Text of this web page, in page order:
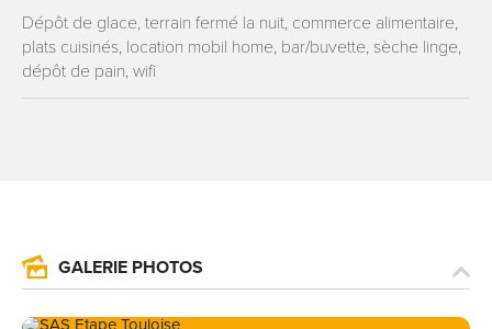
Dépôt de glace, terrain fermé la nuit, commerce alimentaire,
plats cuisinés, location mobil home, bar/buvette, sèche linge,
dépôt de pain, wifi
GALERIE PHOTOS